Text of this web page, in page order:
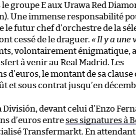
le groupe E aux Urawa Red
Une immense responsabilité
futur chef d’orchestre de la
cessé de le draguer. « Il y a une
volontairement énigmatique,
à venir au Real Madrid. Les
d’euros, le montant de sa clause
et sous contrat jusqu’en
devant celui d’Enzo
d’euros entre ses signatures à
Transfermarkt. En